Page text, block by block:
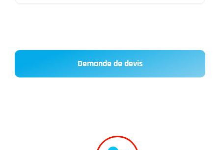
Demande de devis